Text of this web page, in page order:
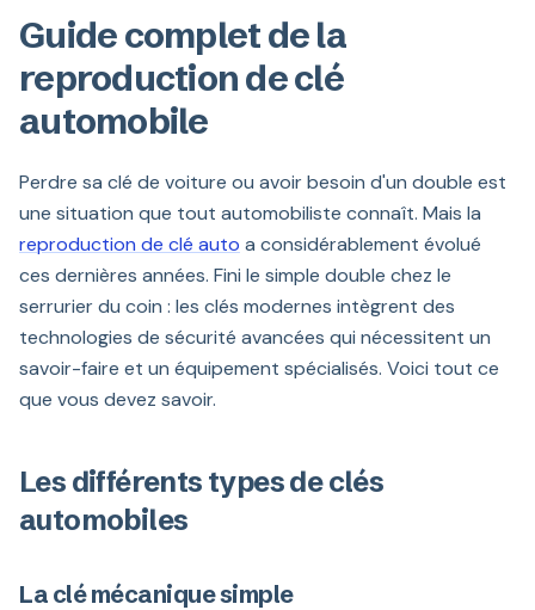
Guide complet de la
reproduction de clé
automobile
Perdre sa clé de voiture ou avoir besoin d'un double est
une situation que tout automobiliste connaît. Mais la
reproduction de clé auto a considérablement évolué
ces dernières années. Fini le simple double chez le
serrurier du coin : les clés modernes intègrent des
technologies de sécurité avancées qui nécessitent un
savoir-faire et un équipement spécialisés. Voici tout ce
que vous devez savoir.
Les différents types de clés
automobiles
La clé mécanique simple